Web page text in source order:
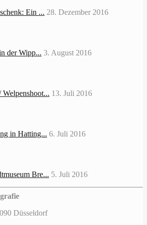
Ein ... 28. Dezember 2016
der Wipp... 3. August 2016
13. Juli 2016
in Hatting... 6. Juli 2016
Bre... 5. Juli 2016
Düsseldorf